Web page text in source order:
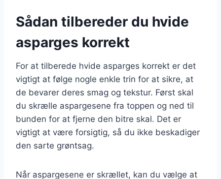
Sådan tilbereder du hvide
asparges korrekt
For at tilberede hvide asparges korrekt er det
vigtigt at følge nogle enkle trin for at sikre, at
de bevarer deres smag og tekstur. Først skal
du skrælle aspargesene fra toppen og ned til
bunden for at fjerne den bitre skal. Det er
vigtigt at være forsigtig, så du ikke beskadiger
den sarte grøntsag.
Når aspargesene er skrællet, kan du vælge at